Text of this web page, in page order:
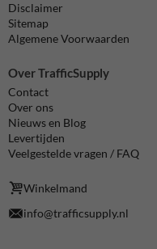
Disclaimer
Sitemap
Algemene Voorwaarden
Over TrafficSupply
Contact
Over ons
Nieuws en Blog
Levertijden
Veelgestelde vragen / FAQ
Winkelmand
info@trafficsupply.nl